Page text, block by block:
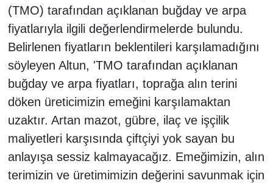
(TMO) tarafından açıklanan buğday ve arpa
fiyatlarıyla ilgili değerlendirmelerde bulundu.
Belirlenen fiyatların beklentileri karşılamadığını
söyleyen Altun, 'TMO tarafından açıklanan
buğday ve arpa fiyatları, toprağa alın terini
döken üreticimizin emeğini karşılamaktan
uzaktır. Artan mazot, gübre, ilaç ve işçilik
maliyetleri karşısında çiftçiyi yok sayan bu
anlayışa sessiz kalmayacağız. Emeğimizin, alın
terimizin ve üretimimizin değerini savunmak için